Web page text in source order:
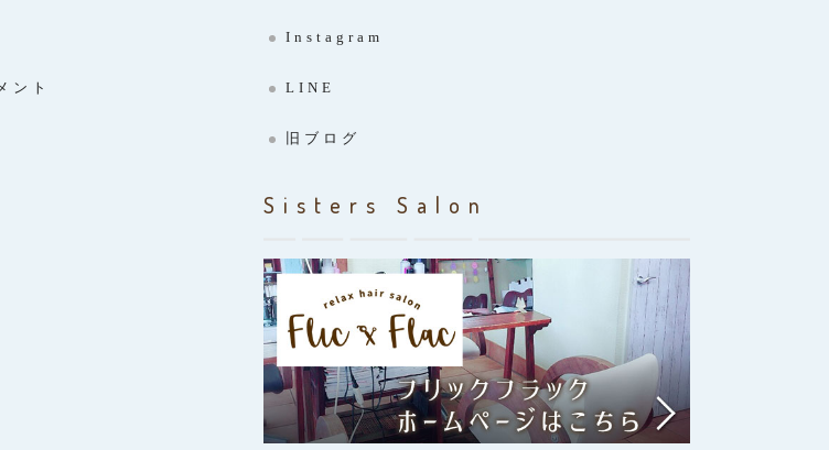
ント
Instagram
LINE
旧ブログ
Sisters Salon